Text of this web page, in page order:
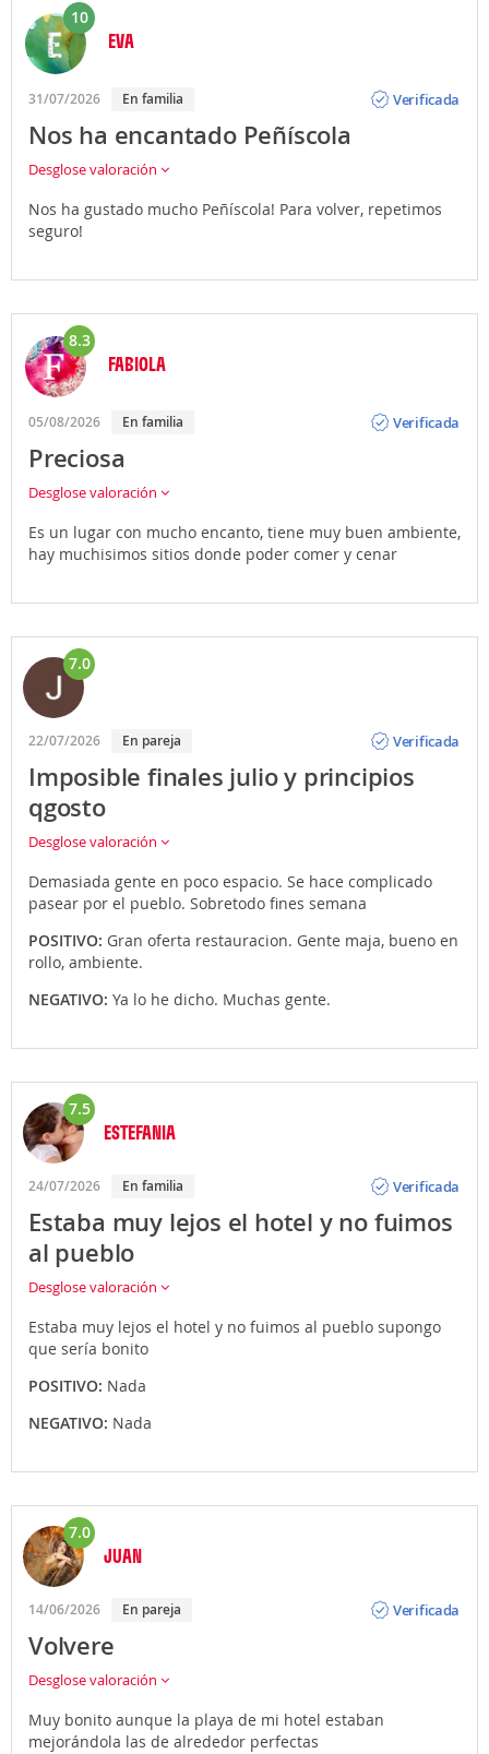
10
EVA
31/07/2026 En familia
Verificada
Nos ha encantado Peñíscola
Desglose valoración
Nos ha gustado mucho Peñíscola! Para volver, repetimos
seguro!
8.3
FABIOLA
05/08/2026 En familia
Verificada
Preciosa
Desglose valoración
Es un lugar con mucho encanto, tiene muy buen ambiente,
hay muchisimos sitios donde poder comer y cenar
7.0
22/07/2026 En pareja
Verificada
Imposible finales julio y principios
qgosto
Desglose valoración
Demasiada gente en poco espacio. Se hace complicado
pasear por el pueblo. Sobretodo fines semana
POSITIVO: Gran oferta restauracion. Gente maja, bueno en
rollo, ambiente.
NEGATIVO: Ya lo he dicho. Muchas gente.
7.5
ESTEFANIA
24/07/2026 En familia
Verificada
Estaba muy lejos el hotel y no fuimos
al pueblo
Desglose valoración
Estaba muy lejos el hotel y no fuimos al pueblo supongo
que sería bonito
POSITIVO: Nada
NEGATIVO: Nada
7.0
JUAN
14/06/2026 En pareja
Verificada
Volvere
Desglose valoración
Muy bonito aunque la playa de mi hotel estaban
mejorándola las de alrededor perfectas